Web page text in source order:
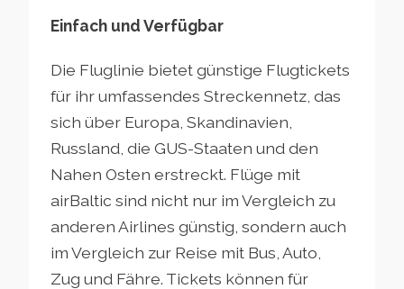
Einfach und Verfügbar
Die Fluglinie bietet günstige Flugtickets
für ihr umfassendes Streckennetz, das
sich über Europa, Skandinavien,
Russland, die GUS-Staaten und den
Nahen Osten erstreckt. Flüge mit
airBaltic sind nicht nur im Vergleich zu
anderen Airlines günstig, sondern auch
im Vergleich zur Reise mit Bus, Auto,
Zug und Fähre. Tickets können für